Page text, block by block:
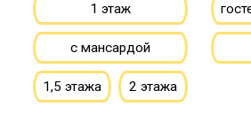
1 этаж
с мансардой
1,5 этажа 2 этажа